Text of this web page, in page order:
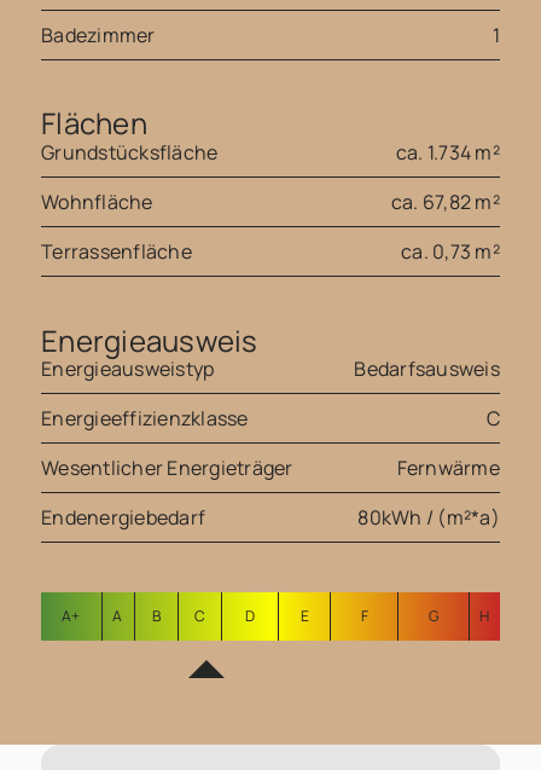
Badezimmer
1
Flächen
Grundstücksfläche
ca. 1.734 m²
Wohnfläche
ca. 67,82 m²
Terrassenfläche
ca. 0,73 m²
Energieausweis
Energieausweistyp
Bedarfsausweis
Energieeffizienzklasse
C
Wesentlicher Energieträger
Fernwärme
Endenergiebedarf
80kWh / (m²*a)
A+ A B C D E F G H